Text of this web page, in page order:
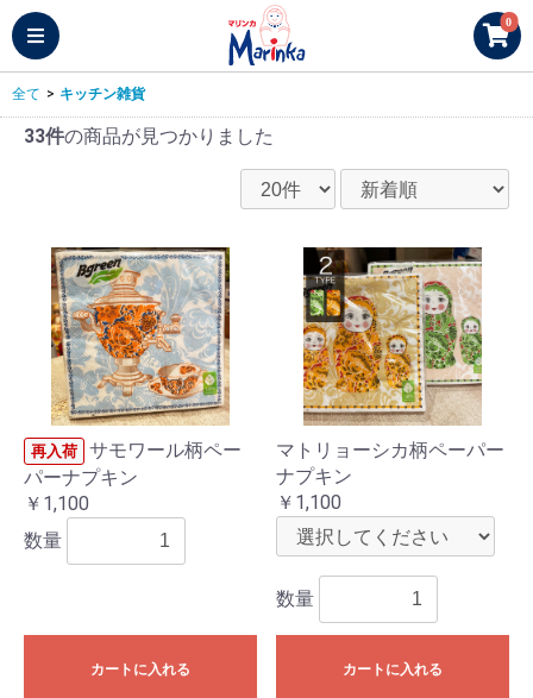
0
全て > キッチン雑貨
33件の商品が見つかりました
再入荷
サモワール柄ペー
パーナプキン
￥1,100
数量
カートに入れる
マトリョーシカ柄ペーパー
ナプキン
￥1,100
数量
カートに入れる